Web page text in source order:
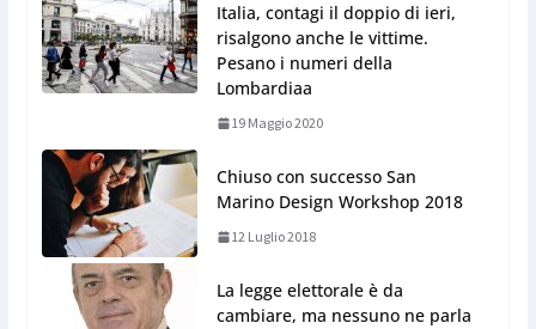
Italia, contagi il doppio di ieri,
risalgono anche le vittime.
Pesano i numeri della
Lombardiaa
19 Maggio 2020
Chiuso con successo San
Marino Design Workshop 2018
12 Luglio 2018
La legge elettorale è da
cambiare, ma nessuno ne parla